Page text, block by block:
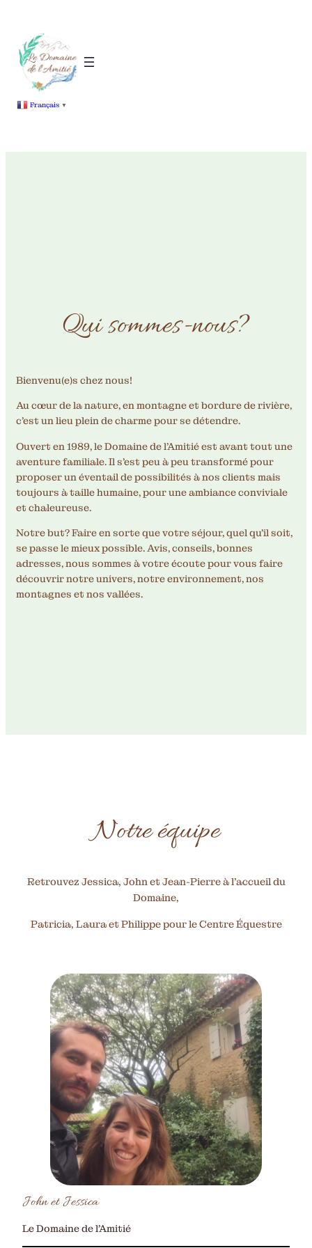
Français ▼
Qui sommes-nous?
Bienvenu(e)s chez nous!
Au cœur de la nature, en montagne et bordure de rivière,
c’est un lieu plein de charme pour se détendre.
Ouvert en 1989, le Domaine de l’Amitié est avant tout une
aventure familiale. Il s’est peu à peu transformé pour
proposer un éventail de possibilités à nos clients mais
toujours à taille humaine, pour une ambiance conviviale
et chaleureuse.
Notre but? Faire en sorte que votre séjour, quel qu’il soit,
se passe le mieux possible. Avis, conseils, bonnes
adresses, nous sommes à votre écoute pour vous faire
découvrir notre univers, notre environnement, nos
montagnes et nos vallées.
Notre équipe
Retrouvez Jessica, John et Jean-Pierre à l’accueil du
Domaine,
Patricia, Laura et Philippe pour le Centre Équestre
John et Jessica
Le Domaine de l’Amitié